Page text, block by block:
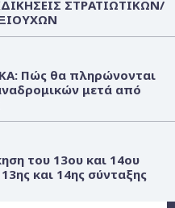
ΣΤΡΑΤΙΩΤΙΚΩΝ/
Πώς θα πληρώνονται
μετά από
του 13ου και 14ου
και 14ης σύνταξης